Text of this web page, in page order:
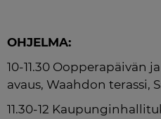
OHJELMA:
10-11.30 Oopperapäivän
avaus, Waahdon terassi,
11.30-12